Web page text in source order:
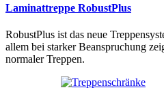
Laminattreppe RobustPlus
RobustPlus ist das neue
allem bei starker Beanspruchung
normaler Treppen.